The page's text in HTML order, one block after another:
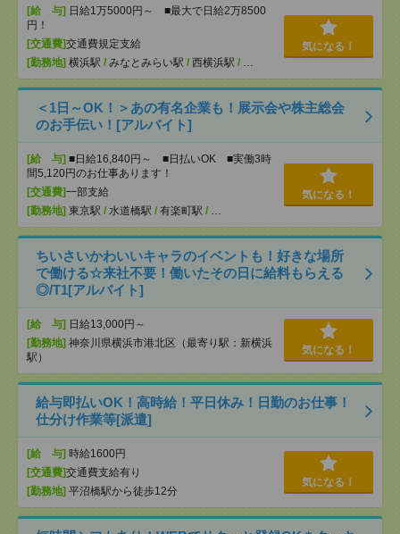
[給 与] 日給1万5000円～ ■最大で日給2万8500
円！
[交通費]交通費規定支給
[勤務地] 横浜駅 / みなとみらい駅 / 西横浜駅 / …
気になる！
＜1日～OK！＞あの有名企業も！展示会や株主総会
のお手伝い！[アルバイト]
[給 与] ■日給16,840円～ ■日払いOK ■実働3時
間5,120円のお仕事あります！
[交通費]一部支給
[勤務地] 東京駅 / 水道橋駅 / 有楽町駅 / …
気になる！
ちいさいかわいいキャラのイベントも！好きな場所
で働ける☆来社不要！働いたその日に給料もらえる
◎/T1[アルバイト]
[給 与] 日給13,000円～
[勤務地] 神奈川県横浜市港北区（最寄り駅：新横浜
駅）
気になる！
給与即払いOK！高時給！平日休み！日勤のお仕事！
仕分け作業等[派遣]
[給 与] 時給1600円
[交通費]交通費支給有り
[勤務地] 平沼橋駅から徒歩12分
気になる！